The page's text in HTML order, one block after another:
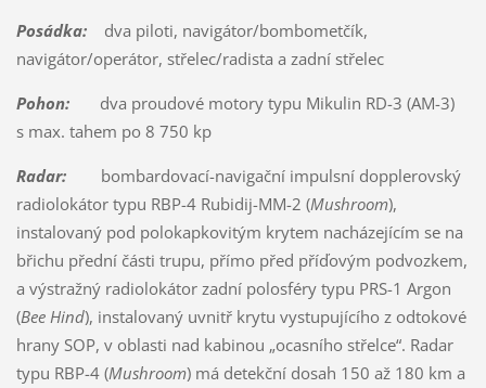
Posádka:dva piloti, navigátor/bombometčík,
navigátor/operátor, střelec/radista a zadní střelec
Pohon:dva proudové motory typu Mikulin RD-3 (AM-3)
s max. tahem po 8 750 kp
Radar:bombardovací-navigační impulsní dopplerovský
radiolokátor typu RBP-4 Rubidij-MM-2 (Mushroom),
instalovaný pod polokapkovitým krytem nacházejícím se na
břichu přední části trupu, přímo před příďovým podvozkem,
a výstražný radiolokátor zadní polosféry typu PRS-1 Argon
(Bee Hind), instalovaný uvnitř krytu vystupujícího z odtokové
hrany SOP, v oblasti nad kabinou „ocasního střelce“. Radar
typu RBP-4 (Mushroom) má detekční dosah 150 až 180 km a